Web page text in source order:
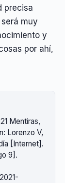
precisa
muy
y
por ahí,
Mentiras,
Lorenzo V,
[Internet].
9].